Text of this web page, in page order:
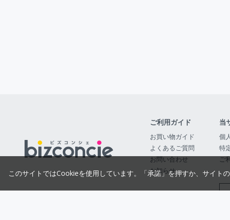
ご利用ガイド
お買い物ガイド
よくあるご質問
お問い合わせ
お知らせ
当
個
特
ご
このサイトではCookieを使用しています。「承諾」を押すか、サイト